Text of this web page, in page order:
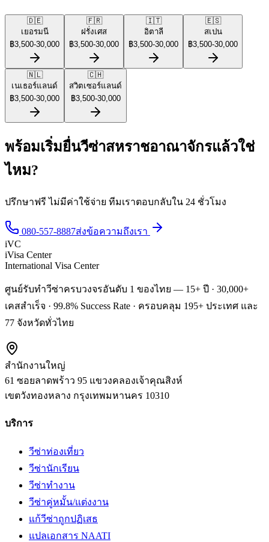
🇩🇪
เยอรมนี
฿3,500-30,000
🇫🇷
ฝรั่งเศส
฿3,500-30,000
🇮🇹
อิตาลี
฿3,500-30,000
🇪🇸
สเปน
฿3,500-30,000
🇳🇱
เนเธอร์แลนด์
฿3,500-30,000
🇨🇭
สวิตเซอร์แลนด์
฿3,500-30,000
พร้อมเริ่มยื่นวีซ่าสหราชอาณาจักรแล้วใช่
ไหม?
ปรึกษาฟรี ไม่มีค่าใช้จ่าย ทีมเราตอบกลับใน 24 ชั่วโมง
080-557-8887ส่งข้อความถึงเรา
iVC
iVisa Center
International Visa Center
ศูนย์รับทำวีซ่าครบวงจรอันดับ 1 ของไทย — 15+ ปี · 30,000+
เคสสำเร็จ · 99.8% Success Rate · ครอบคลุม 195+ ประเทศ และ
77 จังหวัดทั่วไทย
สำนักงานใหญ่
61 ซอยลาดพร้าว 95 แขวงคลองเจ้าคุณสิงห์
เขตวังทองหลาง กรุงเทพมหานคร 10310
บริการ
วีซ่าท่องเที่ยว
วีซ่านักเรียน
วีซ่าทำงาน
วีซ่าคู่หมั้น/แต่งงาน
แก้วีซ่าถูกปฏิเสธ
แปลเอกสาร NAATI